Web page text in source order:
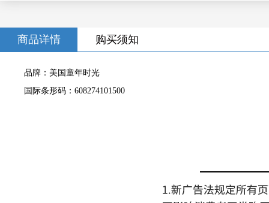
商品详情 购买须知
品牌：美国童年时光
国际条形码：608274101500